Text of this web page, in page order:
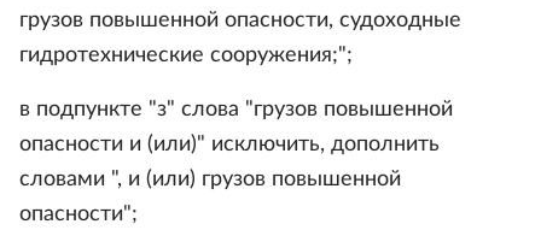
грузов повышенной опасности, судоходные
гидротехнические сооружения;";
в подпункте "з" слова "грузов повышенной
опасности и (или)" исключить, дополнить
словами ", и (или) грузов повышенной
опасности";